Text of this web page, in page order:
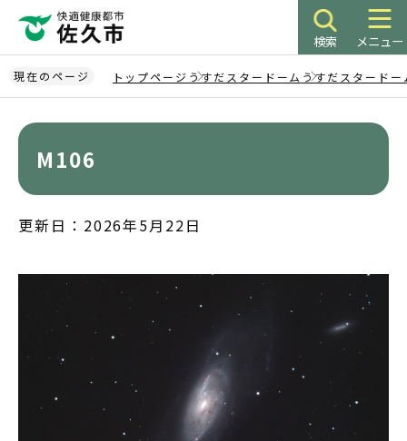
ペ
ー
ジ
検索 メニュー
現在のページ トップページ うすだスタードーム うすだスタード
M106
更新日：2026年5月22日